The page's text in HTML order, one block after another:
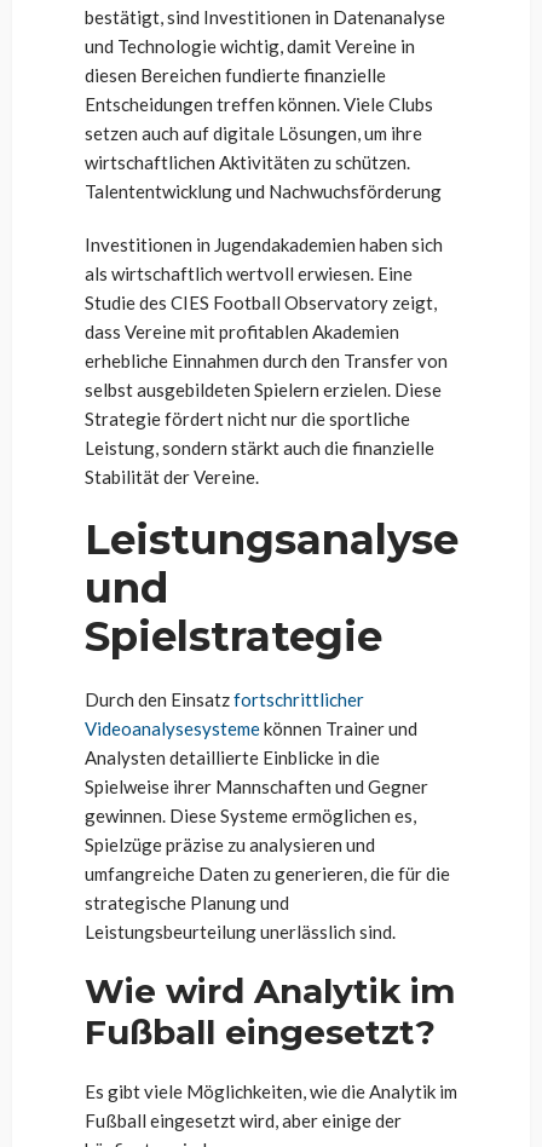
bestätigt, sind Investitionen in Datenanalyse
und Technologie wichtig, damit Vereine in
diesen Bereichen fundierte finanzielle
Entscheidungen treffen können. Viele Clubs
setzen auch auf digitale Lösungen, um ihre
wirtschaftlichen Aktivitäten zu schützen.
Talententwicklung und Nachwuchsförderung
Investitionen in Jugendakademien haben sich
als wirtschaftlich wertvoll erwiesen. Eine
Studie des CIES Football Observatory zeigt,
dass Vereine mit profitablen Akademien
erhebliche Einnahmen durch den Transfer von
selbst ausgebildeten Spielern erzielen. Diese
Strategie fördert nicht nur die sportliche
Leistung, sondern stärkt auch die finanzielle
Stabilität der Vereine.
Leistungsanalyse
und
Spielstrategie
Durch den Einsatzfortschrittlicher
Videoanalysesystemekönnen Trainer und
Analysten detaillierte Einblicke in die
Spielweise ihrer Mannschaften und Gegner
gewinnen. Diese Systeme ermöglichen es,
Spielzüge präzise zu analysieren und
umfangreiche Daten zu generieren, die für die
strategische Planung und
Leistungsbeurteilung unerlässlich sind.
Wie wird Analytik im
Fußball eingesetzt?
Es gibt viele Möglichkeiten, wie die Analytik im
Fußball eingesetzt wird, aber einige der